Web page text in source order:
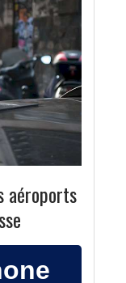
aéroports